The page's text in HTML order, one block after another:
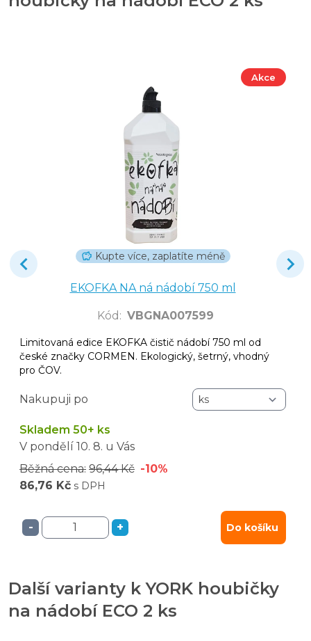
Akce
Kupte více, zaplatíte méně
EKOFKA NA ná nádobí 750 ml
Kód : VBGNA007599
Limitovaná edice EKOFKA čistič nádobí 750 ml od
české značky CORMEN. Ekologický, šetrný, vhodný
pro ČOV.
Nakupuji po
Skladem 50+ ks
V pondělí 10. 8. u Vás
Běžná cena: 96,44 Kč -10%
86,76 Kč s DPH
- + Do košíku
Další varianty k YORK houbičky
na nádobí ECO 2 ks